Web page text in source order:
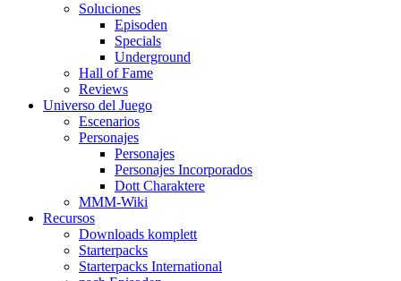
Soluciones
Episoden
Specials
Underground
Hall of Fame
Reviews
Universo del Juego
Escenarios
Personajes
Personajes
Personajes Incorporados
Dott Charaktere
MMM-Wiki
Recursos
Downloads komplett
Starterpacks
Starterpacks International